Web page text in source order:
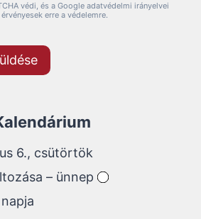
védi, és a Google adatvédelmi irányelvei
erre a védelemre.
6., csütörtök
– ünnep